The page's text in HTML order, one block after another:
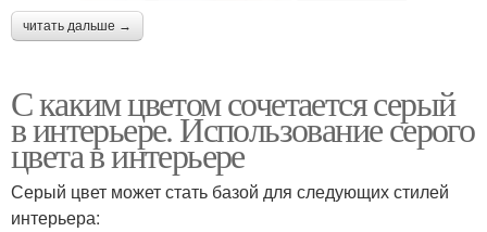
читать дальше →
С каким цветом сочетается серый
в интерьере. Использование серого
цвета в интерьере
Серый цвет может стать базой для следующих стилей
интерьера: